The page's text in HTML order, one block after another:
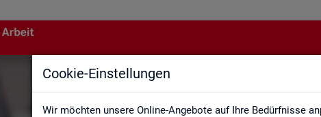
Cookie-Einstellungen
Wir möchten unsere Online-Angebote auf Ihre Bedürfnisse